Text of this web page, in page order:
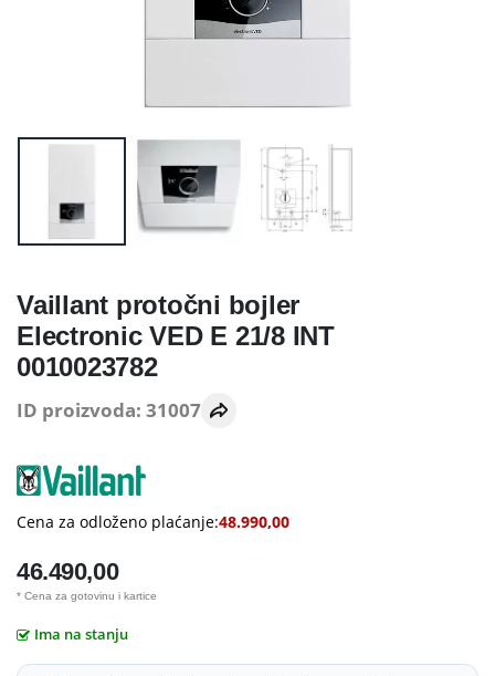
Vaillant protočni bojler
Electronic VED E 21/8 INT
0010023782
ID proizvoda: 31007
Cena za odloženo plaćanje:48.990,00
46.490,00
* Cena za gotovinu i kartice
Ima na stanju